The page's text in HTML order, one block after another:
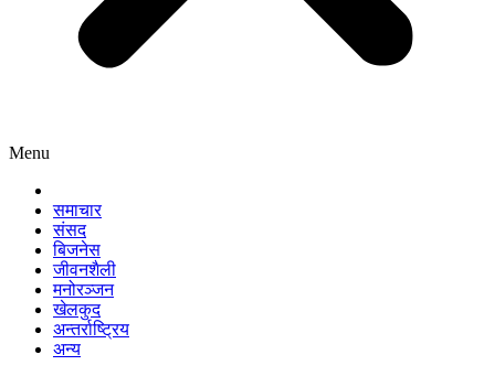
Menu
समाचार
संसद
बिजनेस
जीवनशैली
मनोरञ्जन
खेलकुद
अन्तर्राष्ट्रिय
अन्य